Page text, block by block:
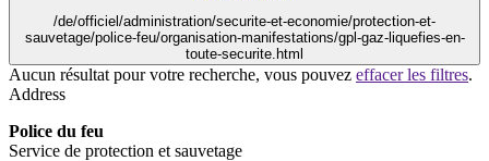
/de/officiel/administration/securite-et-economie/protection-et-
sauvetage/police-feu/organisation-manifestations/gpl-gaz-liquefies-en-
toute-securite.html
Aucun résultat pour votre recherche, vous pouvez effacer les filtres.
Address
Police du feu
Service de protection et sauvetage